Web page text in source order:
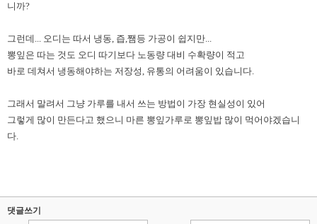
니까?
그런데... 오디는 따서 냉동, 즙,쨈등 가공이 쉽지만...
뽕잎은 따는 것도 오디 따기보다 노동량 대비 수확량이 적고
바로 데쳐서 냉동해야하는 저장성, 유통의 어려움이 있습니다.
그래서 말려서 그냥 가루를 내서 쓰는 방법이 가장 현실성이 있어
그렇게 많이 만든다고 했으니 마른 뽕잎가루로 뽕잎밥 많이 먹어야겠습니
다.
댓글쓰기